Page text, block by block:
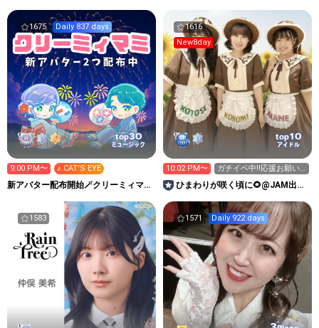
1675 Daily 837 days
top30
ミュージック
9:00 PM〜 ♪ CAT'S EYE
新アバター配布開始🪄クリーミィマミ
1616
New8day
top10
アイドル
10:02 PM〜
ガチイベ中‼️応援お願い
します‼️
ひまわりが咲く頃に🌻@JAM出演
1583 1571 Daily 922 days